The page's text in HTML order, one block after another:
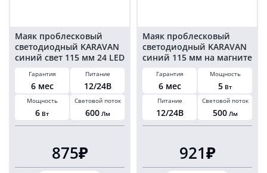
Маяк проблесковый
светодиодный KARAVAN
синий свет 115 мм 24 LED
на магните в
прикуриватель
Гарантия
6 мес
Питание
12/24В
Мощность
6 Вт
Световой поток
600 Лм
875₽
Маяк проблесковый
светодиодный KARAVAN
синий 115 мм на магните
в прикуриватель
Гарантия
6 мес
Мощность
5 Вт
Питание
12/24В
Световой поток
500 Лм
921₽